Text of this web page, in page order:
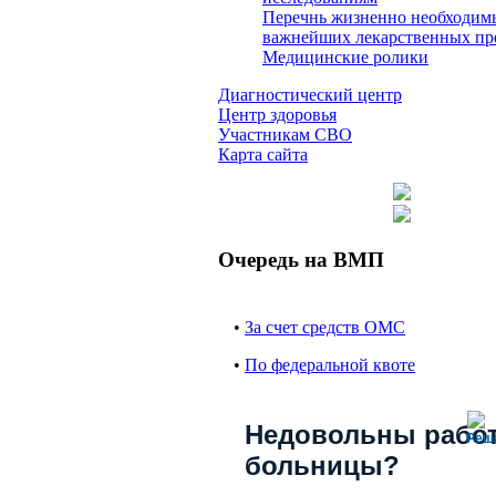
Перечнь жизненно
важнейших лекарственных
Медицинские ролики
Диагностический центр
Центр здоровья
Участникам СВО
Карта сайта
Очередь на ВМП
• За счет средств ОМС
• По федеральной квоте
Недовольны
больницы?